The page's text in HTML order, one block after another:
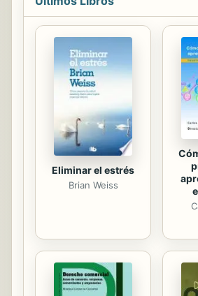
Eliminar el estrés
Brian Weiss